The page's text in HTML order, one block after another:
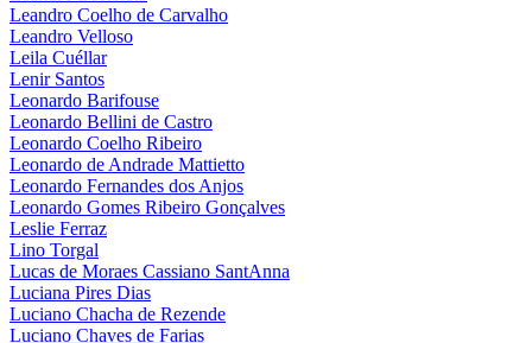
Leandro Coelho de Carvalho
Leandro Velloso
Leila Cuéllar
Lenir Santos
Leonardo Barifouse
Leonardo Bellini de Castro
Leonardo Coelho Ribeiro
Leonardo de Andrade Mattietto
Leonardo Fernandes dos Anjos
Leonardo Gomes Ribeiro Gonçalves
Leslie Ferraz
Lino Torgal
Lucas de Moraes Cassiano SantAnna
Luciana Pires Dias
Luciano Chacha de Rezende
Luciano Chaves de Farias